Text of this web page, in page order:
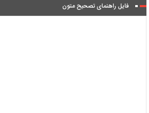
فایل راهنمای تصحیح متون